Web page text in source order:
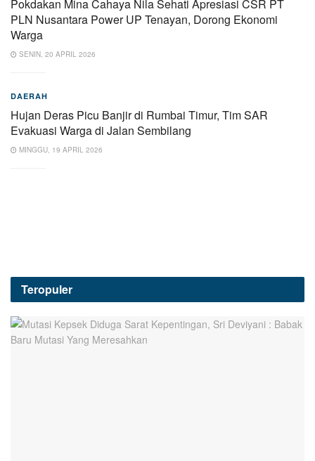
Pokdakan Mina Cahaya Nila Sehati Apresiasi CSR PT
PLN Nusantara Power UP Tenayan, Dorong Ekonomi
Warga
SENIN, 20 APRIL 2026
DAERAH
Hujan Deras Picu Banjir di Rumbai Timur, Tim SAR
Evakuasi Warga di Jalan Sembilang
MINGGU, 19 APRIL 2026
Teropuler